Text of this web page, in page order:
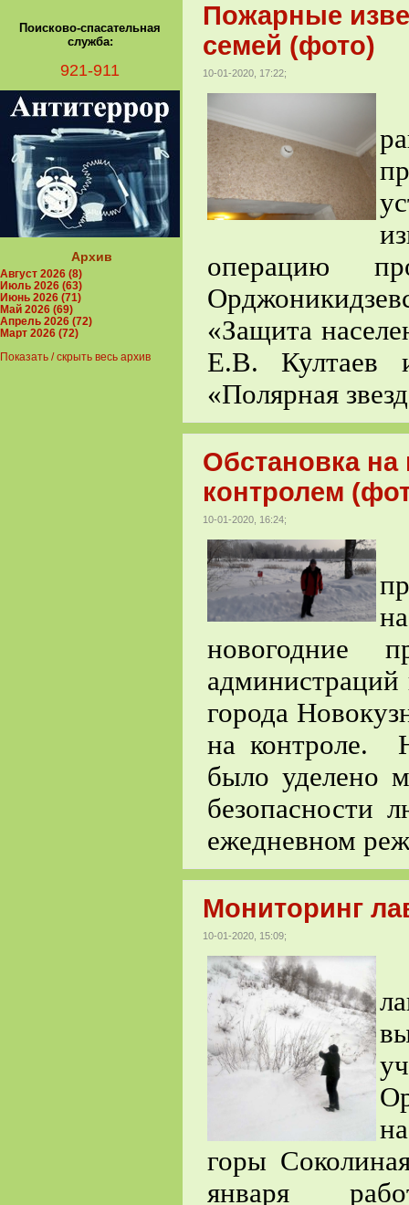
Пожарные
семей (фото)
10-01-2020, 17:22;
операцию
«Защита
Е.В.
«Полярная
Обстановка на
контролем
10-01-2020, 16:24;
новогодние
администраций
города
на контроле.
было уделено
безопасности
ежедневном
Мониторинг
10-01-2020, 15:09;
горы
января
Поисково-спасательная
служба:
921-911
Архив
Август 2026 (8)
Июль 2026 (63)
Июнь 2026 (71)
Май 2026 (69)
Апрель 2026 (72)
Март 2026 (72)
Показать / скрыть весь архив